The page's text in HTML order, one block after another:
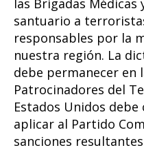
santuario a
responsables por la
nuestra región. La
debe permanecer en
Patrocinadores del
Estados Unidos
aplicar al Partido
sanciones